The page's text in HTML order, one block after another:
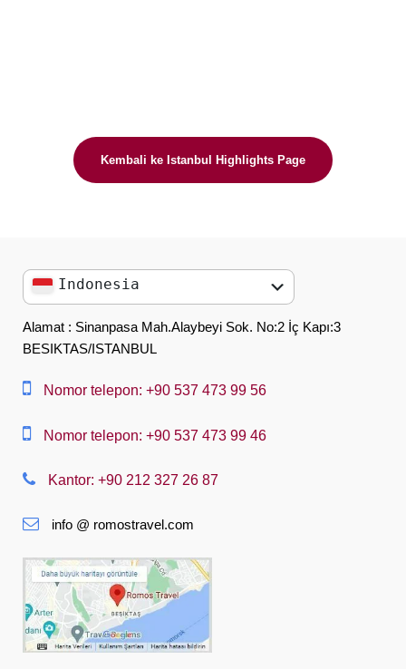
Kembali ke Istanbul Highlights Page
Indonesia
English
العربية
中文
Suomi
Français
Deutsch
Ελληνική
Alamat : Sinanpasa Mah.Alaybeyi Sok. No:2 İç Kapı:3
BESIKTAS/ISTANBUL
Nomor telepon: +90 537 473 99 56
Nomor telepon: +90 537 473 99 46
Kantor: +90 212 327 26 87
info @ romostravel.com